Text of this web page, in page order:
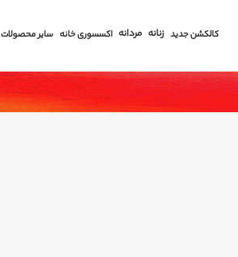
کالکشن جدید زنانه مردانه اکسسوری خانه سایر محصولات